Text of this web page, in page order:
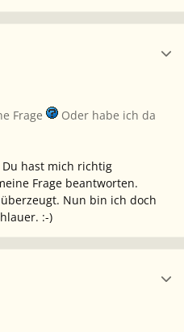
Frage
Oder habe ich da
hast mich richtig
Frage beantworten.
Nun bin ich doch
:-)